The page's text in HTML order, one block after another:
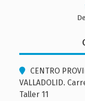
CENTRO
VALLADOLID.
Taller 11